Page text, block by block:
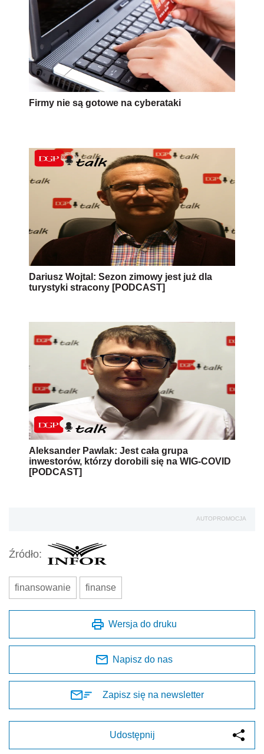
Firmy nie są gotowe na cyberataki
Dariusz Wojtal: Sezon zimowy jest już dla
turystyki stracony [PODCAST]
Aleksander Pawlak: Jest cała grupa
inwestorów, którzy dorobili się na WIG-COVID
[PODCAST]
AUTOPROMOCJA
Źródło:
finansowanie finanse
Wersja do druku
Napisz do nas
Zapisz się na newsletter
Udostępnij